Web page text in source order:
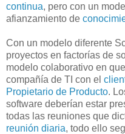
continua, pero con un
afianzamiento de
Con un modelo diferente
proyectos en factorías de
modelo colaborativo en
compañía de TI con el
Propietario de Producto.
software deberían estar
todas las reuniones que
reunión diaria, todo ello